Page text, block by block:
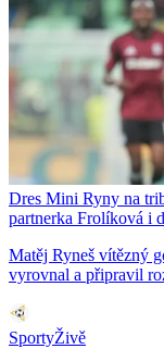
Dres Mini Ryny na
partnerka Frolíková i
Matěj Ryneš vítězný
vyrovnal a připravil
SportyŽivě